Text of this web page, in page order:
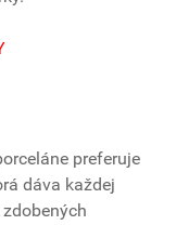
preferuje
dáva každej